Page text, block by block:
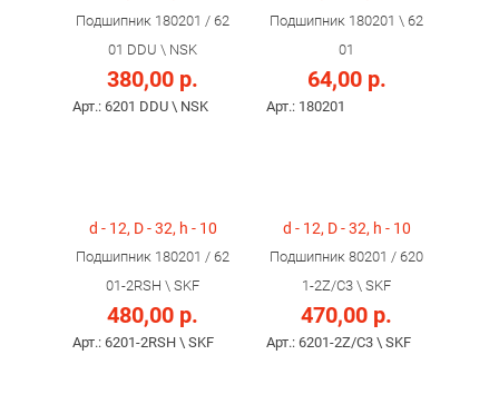
Подшипник 180201 / 62
01 DDU \ NSK
380,00 р.
Арт.: 6201 DDU \ NSK
Подшипник 180201 \ 62
01
64,00 р.
Арт.: 180201
d - 12, D - 32, h - 10
Подшипник 180201 / 62
01-2RSH \ SKF
480,00 р.
Арт.: 6201-2RSH \ SKF
d - 12, D - 32, h - 10
Подшипник 80201 / 620
1-2Z/C3 \ SKF
470,00 р.
Арт.: 6201-2Z/C3 \ SKF